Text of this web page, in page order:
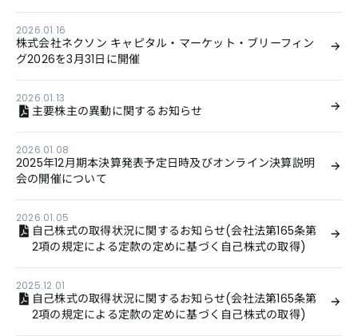
2026.01.16
株式会社ネクソン キャピタル・マーケット・ブリーフィン
グ2026を3月31日に開催
2026.01.13
主要株主の異動に関するお知らせ
2026.01.08
2025年12月期本決算発表予定日時及びオンライン決算説明
会の開催について
2026.01.05
自己株式の取得状況に関するお知らせ(会社法第165条第
2項の規定による定款の定めに基づく自己株式の取得)
2025.12.01
自己株式の取得状況に関するお知らせ(会社法第165条第
2項の規定による定款の定めに基づく自己株式の取得)